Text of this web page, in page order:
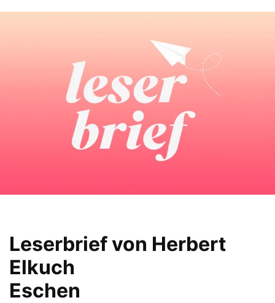
Leserbrief von Herbert
Elkuch
Eschen